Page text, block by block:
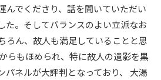
んでくださり、話を聞いていただい
た。そしてバランスのよい立派なお
ろん、故人も満足していることと思
らもほめられ、特に故人の遺影を黒
パネルが大評判となっており、 大湯